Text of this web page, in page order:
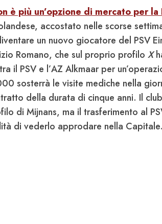
è più un’opzione di mercato per la
accostato nelle scorse
un nuovo giocatore del PSV
Romano, che sul proprio profilo X
il PSVe l’AZAlkmaarper
sosterrà le visite mediche nella
della durata di cinque anni. Il
di Mijnans, ma il trasferimento al
di vederlo approdare nella Capitale.